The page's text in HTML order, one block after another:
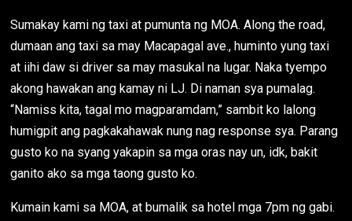
Sumakay kami ng taxi at pumunta ng MOA. Along the road,
dumaan ang taxi sa may Macapagal ave., huminto yung taxi
at iihi daw si driver sa may masukal na lugar. Naka tyempo
akong hawakan ang kamay ni LJ. Di naman sya pumalag.
“Namiss kita, tagal mo magparamdam,” sambit ko lalong
humigpit ang pagkakahawak nung nag response sya. Parang
gusto ko na syang yakapin sa mga oras nay un, idk, bakit
ganito ako sa mga taong gusto ko.
Kumain kami sa MOA, at bumalik sa hotel mga 7pm ng gabi.